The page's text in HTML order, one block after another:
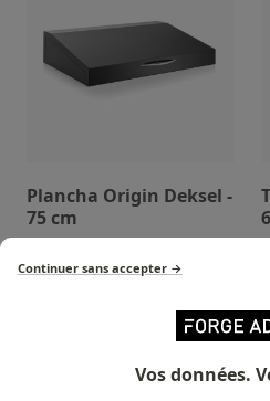
Plancha Origin Deksel -
75 cm
Continuer sans accepter →
Vos données.